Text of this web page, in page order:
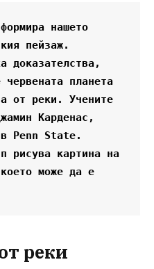
нашето
пейзаж.
доказателства,
планета
от реки. Учените
Карденас,
в Penn State.
рисува картина на
може да е
реки